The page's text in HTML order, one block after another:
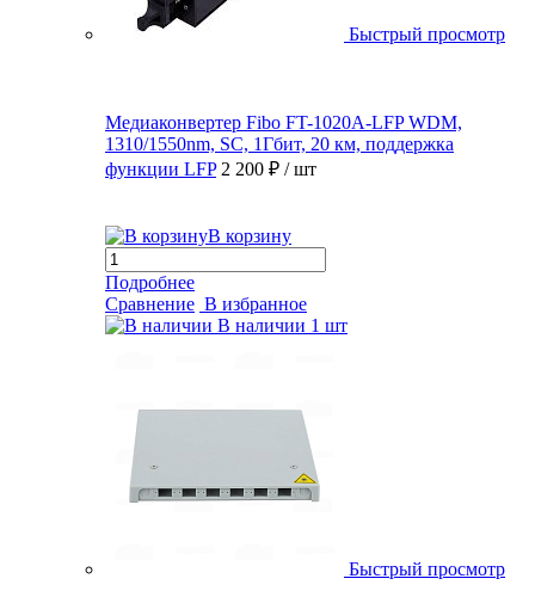
Быстрый просмотр
Медиаконвертер Fibo FT-1020A-LFP WDM,
1310/1550nm, SC, 1Гбит, 20 км, поддержка
функции LFP 2 200 ₽ / шт
В корзину
Подробнее
Сравнение В избранное
В наличии 1 шт
Быстрый просмотр